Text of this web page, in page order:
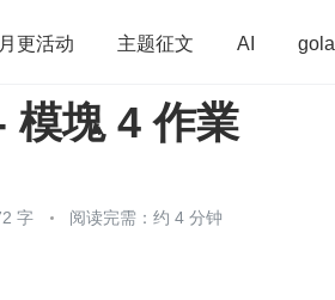
月更活动 主题征文 AI
算法 学习方法
模塊 4 作業
字 阅读完需：约 4 分钟